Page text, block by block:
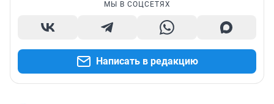
МЫ В СОЦСЕТЯХ
Написать в редакцию